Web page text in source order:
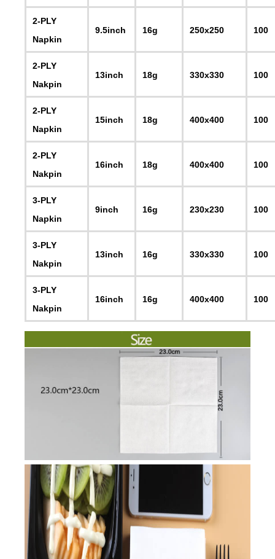
2-PLY
Napkin
9.5inch 16g 250x250 100
2-PLY
Nakpin
13inch 18g 330x330 100
2-PLY
Napkin
15inch 18g 400x400 100
2-PLY
Nakpin
16inch 18g 400x400 100
3-PLY
Napkin
9inch 16g 230x230 100
3-PLY
Nakpin
13inch 16g 330x330 100
3-PLY
Nakpin
16inch 16g 400x400 100